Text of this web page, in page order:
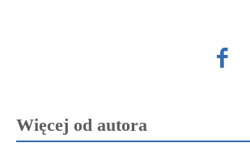
Więcej od autora